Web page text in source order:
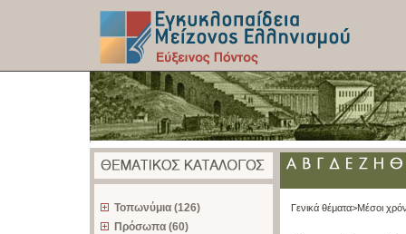
Τοπωνύμια (126)
Πρόσωπα (60)
Γενικά θέματα>Μέσοι